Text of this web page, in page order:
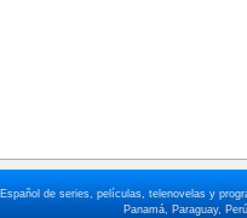
de series, películas, telenovelas y
Panamá, Paraguay,